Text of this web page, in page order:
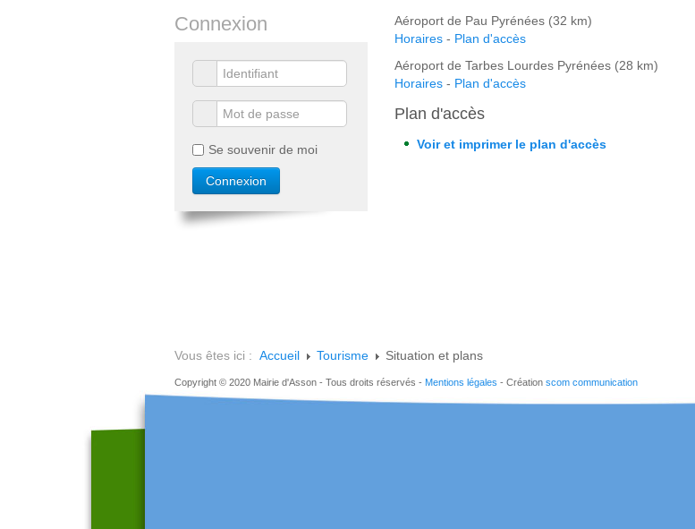
Aéroport de Pau Pyrénées (32 km)
Horaires - Plan d'accès
Aéroport de Tarbes Lourdes Pyrénées (28 km)
Horaires - Plan d'accès
Plan d'accès
Voir et imprimer le plan d'accès
Connexion
Se souvenir de moi
Vous êtes ici : Accueil Tourisme Situation et plans
Copyright © 2020 Mairie d'Asson - Tous droits réservés - Mentions légales - Création scom communication